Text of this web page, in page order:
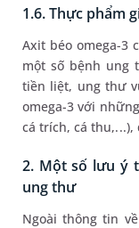
1.6. Thực phẩm
Axit béo omega-3
một số bệnh ung
tiền liệt, ung thư
omega-3 với
cá trích, cá thu,...),
2. Một số lưu ý
ung thư
Ngoài thông tin